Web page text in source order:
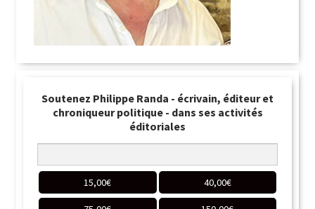
Soutenez Philippe Randa - écrivain, éditeur et
chroniqueur politique - dans ses activités
éditoriales
15,00€ 40,00€